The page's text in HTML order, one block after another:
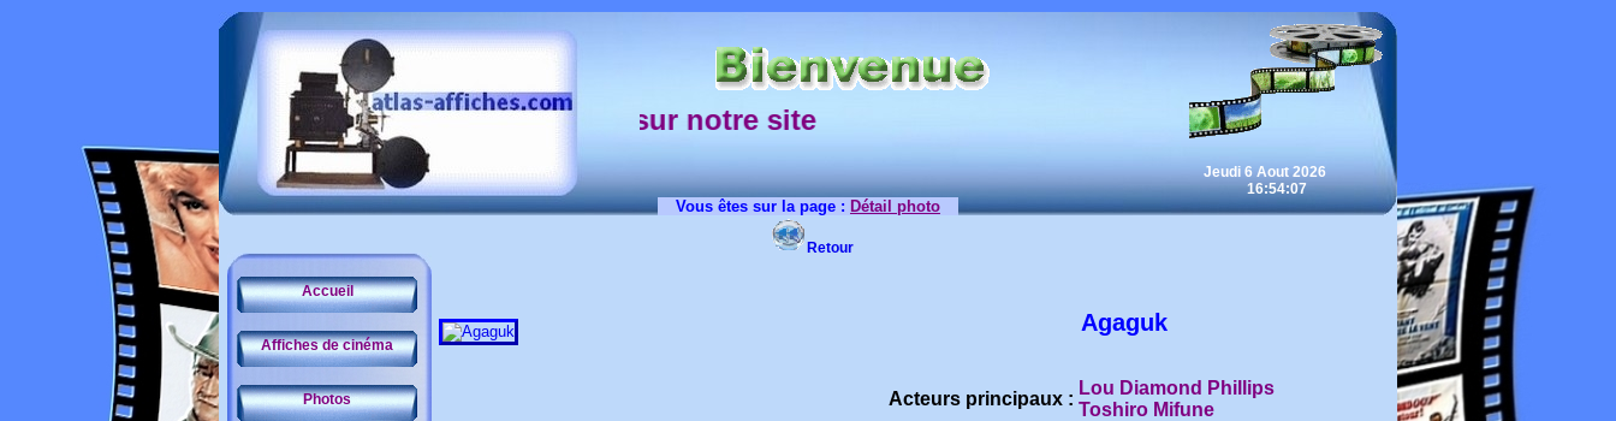
sur notre site
Jeudi 6 Aout 2026
16:54:07
Vous êtes sur la page : Détail photo
Accueil
Affiches de cinéma
Photos
Retour
Agaguk
Acteurs principaux :
Lou Diamond Phillips
Toshiro Mifune